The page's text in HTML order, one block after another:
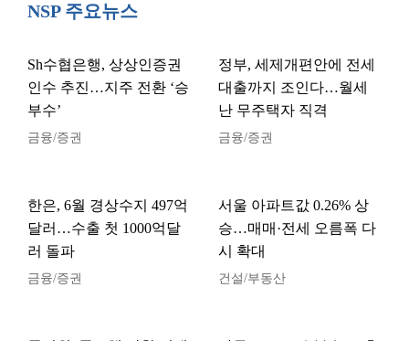
NSP 주요뉴스
Sh수협은행, 상상인증권
인수 추진…지주 전환 ‘승
부수’
금융/증권
정부, 세제개편안에 전세
대출까지 조인다…월세
난 무주택자 직격
금융/증권
한은, 6월 경상수지 497억
달러…수출 첫 1000억달
러 돌파
금융/증권
서울 아파트값 0.26% 상
승…매매·전세 오름폭 다
시 확대
건설/부동산